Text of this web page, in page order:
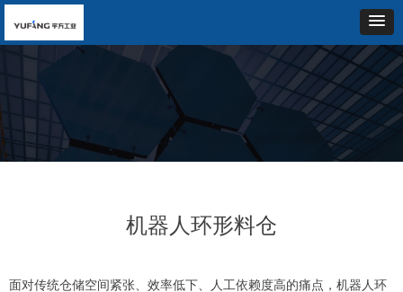
机器人环形料仓
面对传统仓储空间紧张、效率低下、人工依赖度高的痛点，机器人环